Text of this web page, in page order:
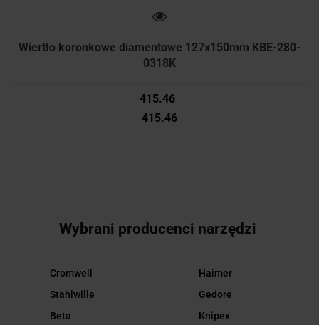
Wiertło koronkowe diamentowe 127x150mm KBE-280-
0318K
415.46
415.46
Wybrani producenci narzędzi
Cromwell
Stahlwille
Beta
Haimer
Gedore
Knipex